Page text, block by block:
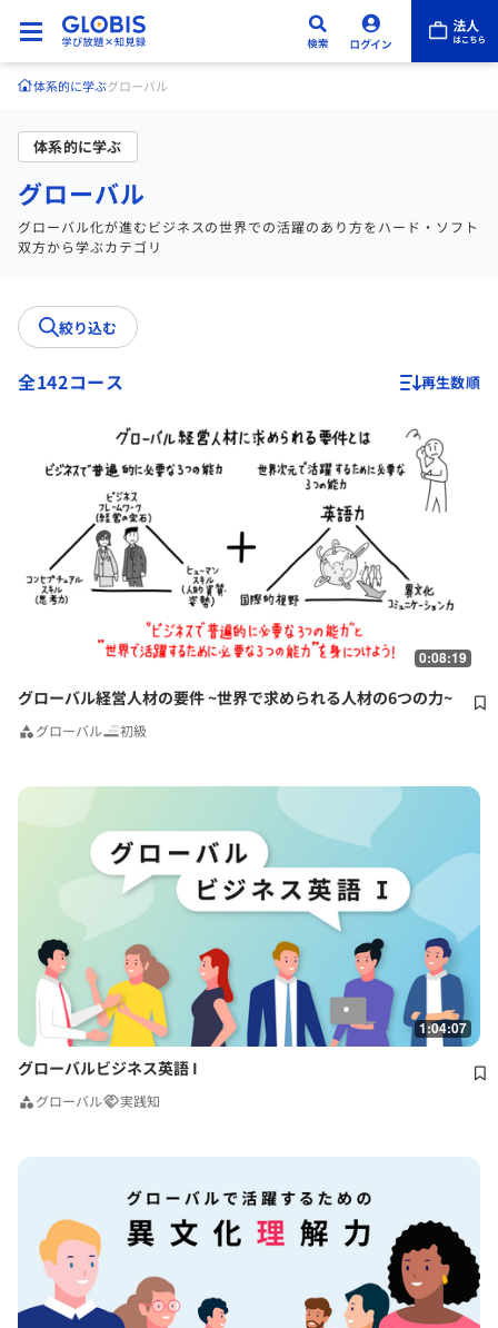
体系的に学ぶグローバル
体系的に学ぶ
グローバル
グローバル化が進むビジネスの世界での活躍のあり方をハード・ソフト
双方から学ぶカテゴリ
絞り込む
全142コース 再生数順
0:08:19
グローバル経営人材の要件 ~世界で求められる人材の6つの力~
グローバル 初級
1:04:07
グローバルビジネス英語 I
グローバル 実践知